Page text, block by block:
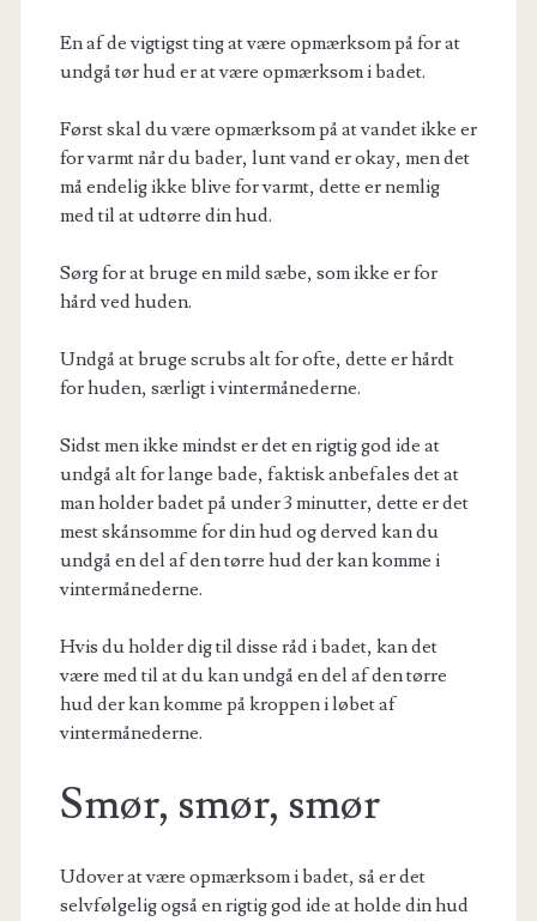
En af de vigtigst ting at være opmærksom på for at
undgå tør hud er at være opmærksom i badet.
Først skal du være opmærksom på at vandet ikke er
for varmt når du bader, lunt vand er okay, men det
må endelig ikke blive for varmt, dette er nemlig
med til at udtørre din hud.
Sørg for at bruge en mild sæbe, som ikke er for
hård ved huden.
Undgå at bruge scrubs alt for ofte, dette er hårdt
for huden, særligt i vintermånederne.
Sidst men ikke mindst er det en rigtig god ide at
undgå alt for lange bade, faktisk anbefales det at
man holder badet på under 3 minutter, dette er det
mest skånsomme for din hud og derved kan du
undgå en del af den tørre hud der kan komme i
vintermånederne.
Hvis du holder dig til disse råd i badet, kan det
være med til at du kan undgå en del af den tørre
hud der kan komme på kroppen i løbet af
vintermånederne.
Smør, smør, smør
Udover at være opmærksom i badet, så er det
selvfølgelig også en rigtig god ide at holde din hud